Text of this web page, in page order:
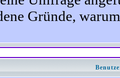
Gründe,